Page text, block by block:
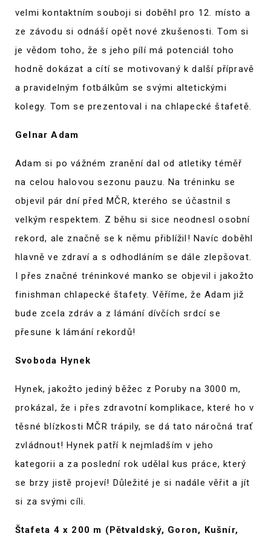
velmi kontaktním souboji si doběhl pro 12. místo a
ze závodu si odnáší opět nové zkušenosti. Tom si
je vědom toho, že s jeho pílí má potenciál toho
hodně dokázat a cítí se motivovaný k další přípravě
a pravidelným fotbálkům se svými altetickými
kolegy. Tom se prezentoval i na chlapecké štafetě.
Gelnar Adam
Adam si po vážném zranění dal od atletiky téměř
na celou halovou sezonu pauzu. Na tréninku se
objevil pár dní před MČR, kterého se účastnil s
velkým respektem. Z běhu si sice neodnesl osobní
rekord, ale značně se k němu přiblížil! Navíc doběhl
hlavně ve zdraví a s odhodláním se dále zlepšovat.
I přes značné tréninkové manko se objevil i jakožto
finishman chlapecké štafety. Věříme, že Adam již
bude zcela zdráv a z lámání dívčích srdcí se
přesune k lámání rekordů!
Svoboda Hynek
Hynek, jakožto jediný běžec z Poruby na 3000 m,
prokázal, že i přes zdravotní komplikace, které ho v
těsné blízkosti MČR trápily, se dá tato náročná trať
zvládnout! Hynek patří k nejmladším v jeho
kategorii a za poslední rok udělal kus práce, který
se brzy jistě projeví! Důležité je si nadále věřit a jít
si za svými cíli.
Štafeta 4 x 200 m (Pětvaldský, Goron, Kušnír,